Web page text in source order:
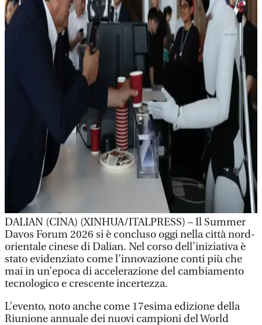
DALIAN (CINA) (XINHUA/ITALPRESS) – Il Summer
Davos Forum 2026 si è concluso oggi nella città nord-
orientale cinese di Dalian. Nel corso dell’iniziativa è
stato evidenziato come l’innovazione conti più che
mai in un’epoca di accelerazione del cambiamento
tecnologico e crescente incertezza.
L’evento, noto anche come 17esima edizione della
Riunione annuale dei nuovi campioni del World